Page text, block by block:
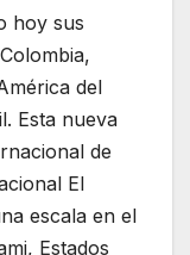
hoy sus
del
Esta nueva
de
El
escala en el
Estados